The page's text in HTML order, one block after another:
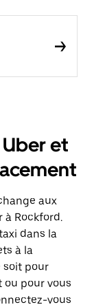
et
aux
à Rockford.
dans la
à la
soit pour
ou pour vous
vous